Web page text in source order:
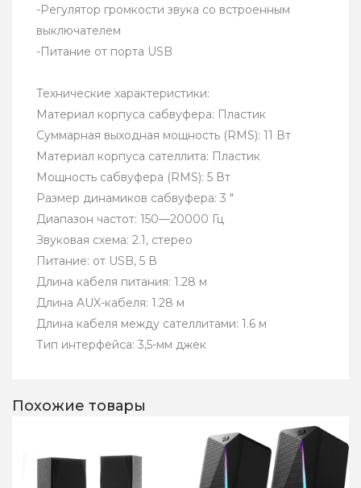
-Регулятор громкости звука со встроенным
выключателем
-Питание от порта USB
Технические характеристики:
Материал корпуса сабвуфера: Пластик
Суммарная выходная мощность (RMS): 11 Вт
Материал корпуса сателлита: Пластик
Мощность сабвуфера (RMS): 5 Вт
Размер динамиков сабвуфера: 3 "
Диапазон частот: 150—20000 Гц
Звуковая схема: 2.1, стерео
Питание: от USB, 5 В
Длина кабеля питания: 1.28 м
Длина AUX-кабеля: 1.28 м
Длина кабеля между сателлитами: 1.6 м
Тип интерфейса: 3,5-мм джек
Похожие товары